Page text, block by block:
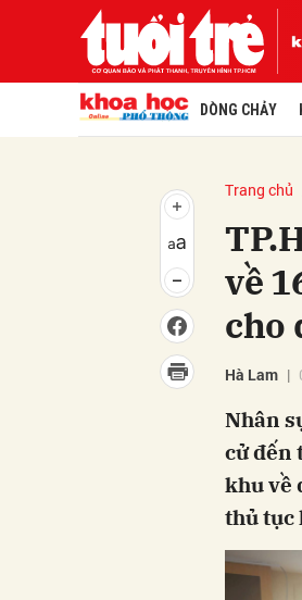
DÒNG CHẢY
Trang chủ
về
cho
Hà Lam
Nhân
cử đến
khu về
thủ tục